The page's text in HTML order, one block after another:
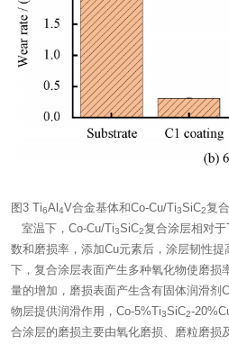
图3 Ti6Al4V合金基体和Co-Cu/Ti3SiC2复
室温下，Co-Cu/Ti3SiC2复合涂层相对于
数和磨损率，添加Cu元素后，涂层韧性
下，复合涂层表面产生多种氧化物使磨损
量的增加，磨损表面产生含有固体润滑剂
物层提供润滑作用，Co-5%Ti3SiC2-
合涂层的磨损主要由氧化磨损、磨粒磨损